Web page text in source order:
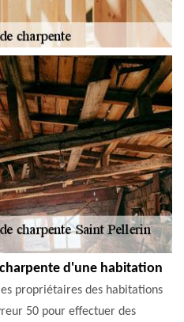
d'une habitation
propriétaires des habitations
50 pour effectuer des